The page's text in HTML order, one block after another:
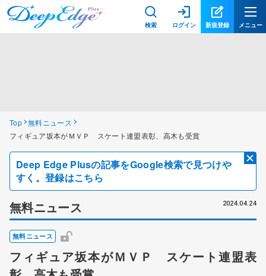
検索 ログイン 新規登録 メニュー
Top 無料ニュース
フィギュア坂本がＭＶＰ スケート連盟表彰、高木も受賞
Deep Edge Plusの記事をGoogle検索で見つけや
すく。登録はこちら
無料ニュース 2024.04.24
無料ニュース
フィギュア坂本がＭＶＰ スケート連盟表